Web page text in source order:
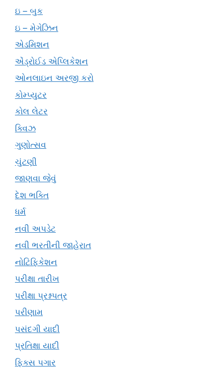
ઇ – બુક
ઇ – મેગેઝિન
એડમિશન
એંડ્રોઈડ એપ્લિકેશન
ઓનલાઇન અરજી કરો
કોમ્પ્યુટર
કોલ લેટર
ક્વિઝ
ગુણોત્સવ
ચુંટણી
જાણવા જેવું
દેશ ભક્તિ
ધર્મ
નવી અપડેટ
નવી ભરતીની જાહેરાત
નોટિફિકેશન
પરીક્ષા તારીખ
પરીક્ષા પ્રશ્નપત્ર
પરીણામ
પસંદગી યાદી
પ્રતિક્ષા યાદી
ફિક્સ પગાર